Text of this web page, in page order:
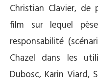
Christian Clavier,
film sur lequel
responsabilité
Chazel dans les
Dubosc, Karin Viard,